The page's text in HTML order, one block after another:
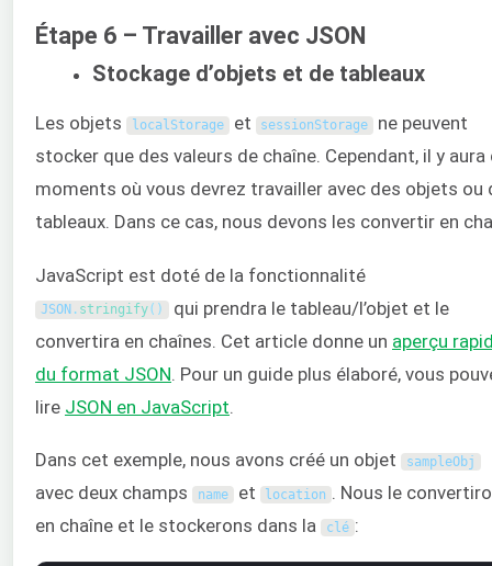
Étape 6 – Travailler avec JSON
Stockage d’objets et de tableaux
Les objets localStorage et sessionStorage
ne peuvent
stocker que des valeurs de chaîne. Cependant, il y aura
moments où vous devrez travailler avec des objets ou
tableaux. Dans ce cas, nous devons les convertir en
JavaScript est doté de la fonctionnalité
JSON . stringify( ) qui prendra le tableau/l’objet et le
convertira en chaînes. Cet article donne un aperçu
du format JSON . Pour un guide plus élaboré, vous
lire JSON en JavaScript
Dans cet exemple, nous avons créé un objet sampleObj
avec deux champs name et location
. Nous le
en chaîne et le stockerons dans la
clé :